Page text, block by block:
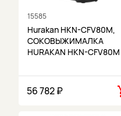
15585
Hurakan HKN-CFV80M,
СОКОВЫЖИМАЛКА
HURAKAN HKN-CFV80M
56 782 ₽